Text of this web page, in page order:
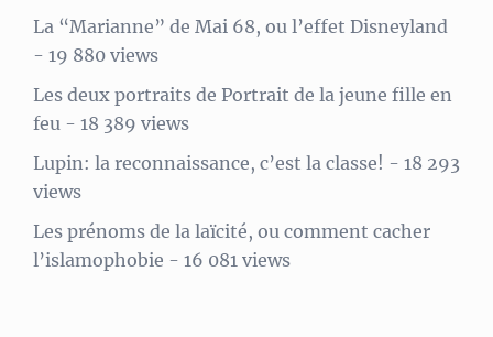
La “Marianne” de Mai 68, ou l’effet Disneyland
- 19 880 views
Les deux portraits de Portrait de la jeune fille en
feu - 18 389 views
Lupin: la reconnaissance, c’est la classe! - 18 293
views
Les prénoms de la laïcité, ou comment cacher
l’islamophobie - 16 081 views